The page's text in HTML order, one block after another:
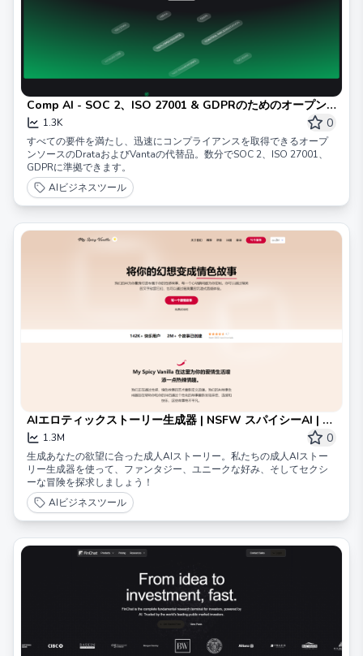
Comp AI - SOC 2、ISO 27001 & GDPRのためのオープン
ソースプラットフォーム
1.3K 0
すべての要件を満たし、迅速にコンプライアンスを取得できるオープ
ンソースのDrataおよびVantaの代替品。数分でSOC 2、ISO 27001、
GDPRに準拠できます。
AIビジネスツール
AIエロティックストーリー生成器 | NSFW スパイシーAI | マ
イスパイシーバニラ
1.3M 0
生成あなたの欲望に合った成人AIストーリー。私たちの成人AIストー
リー生成器を使って、ファンタジー、ユニークな好み、そしてセクシ
ーな冒険を探求しましょう！
AIビジネスツール